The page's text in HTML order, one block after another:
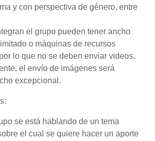
y con perspectiva de género, entre
el grupo pueden tener ancho
o máquinas de recursos
lo que no se deben enviar videos.
el envío de imágenes será
excepcional.
se está hablando de un tema
el cual se quiere hacer un aporte